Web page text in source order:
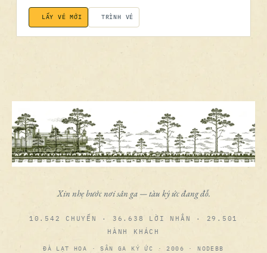
LẤY VÉ MỚI TRÌNH VÉ
Xin nhẹ bước nơi sân ga — tàu ký ức đang đỗ.
10.542 CHUYẾN · 36.638 LỜI NHẮN · 29.501
HÀNH KHÁCH
ĐÀ LẠT HOA · SÂN GA KÝ ỨC · 2006 · NODEBB